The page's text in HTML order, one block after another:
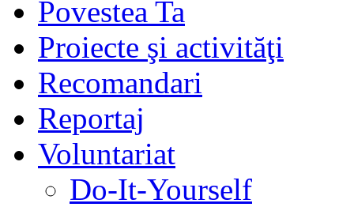
Povestea Ta
Proiecte şi activităţi
Recomandari
Reportaj
Voluntariat
Do-It-Yourself